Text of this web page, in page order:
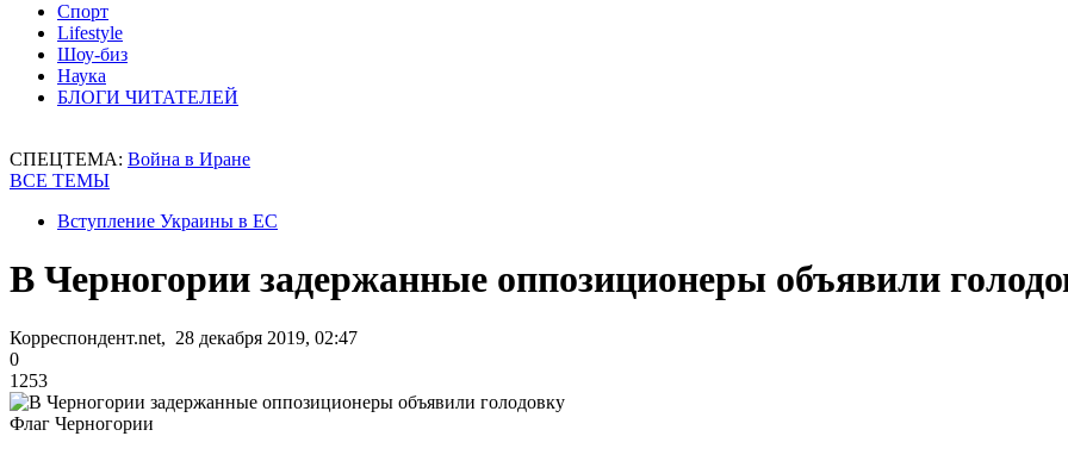
Спорт
Lifestyle
Шоу-биз
Наука
БЛОГИ ЧИТАТЕЛЕЙ
СПЕЦТЕМА: Война в Иране
ВСЕ ТЕМЫ
Вступление Украины в ЕС
В Черногории задержанные оппозиционеры объявили
Корреспондент.net, 28 декабря 2019, 02:47
0
1253
Флаг Черногории